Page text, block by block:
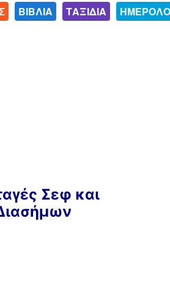
ΒΙΒΛΙΑ ΤΑΞΙΔΙΑ
Σεφ και